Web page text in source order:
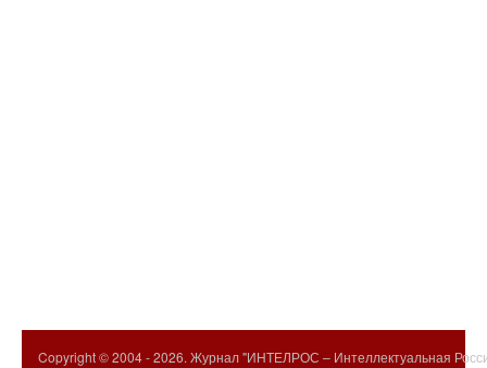
Copyright © 2004 -2026. Журнал "ИНТЕЛРОС – Интеллектуальная